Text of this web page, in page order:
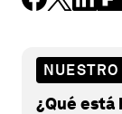
¿Qué está